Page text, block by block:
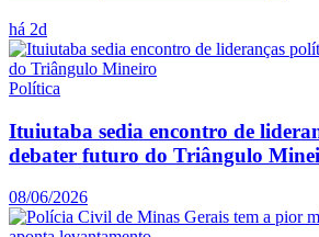
há 2d
Política
Ituiutaba sedia encontro de
debater futuro do Triângulo
08/06/2026